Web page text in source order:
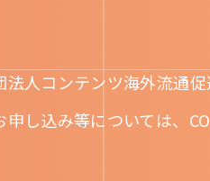
法人コンテンツ海外流通促
申し込み等については、